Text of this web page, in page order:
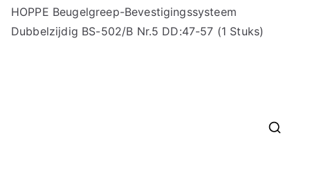
HOPPE Beugelgreep-Bevestigingssysteem
Dubbelzijdig BS-502/B Nr.5 DD:47-57 (1 Stuks)